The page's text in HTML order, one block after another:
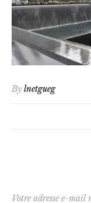
By lnetgueg
Votre adresse e-mail